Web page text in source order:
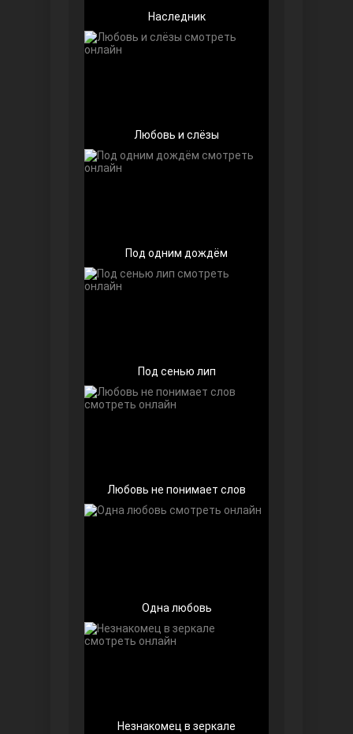
Ранняя пташка
Наследник
Любовь и слёзы
Под одним дождём
Под сенью лип
Любовь не понимает слов
Одна любовь
Незнакомец в зеркале